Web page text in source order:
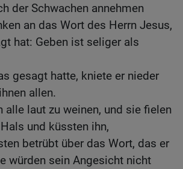
der Schwachen annehmen
an das Wort des Herrn Jesus,
hat: Geben ist seliger als
gesagt hatte, kniete er nieder
allen.
alle laut zu weinen, und sie fielen
und küssten ihn,
betrübt über das Wort, das er
würden sein Angesicht nicht